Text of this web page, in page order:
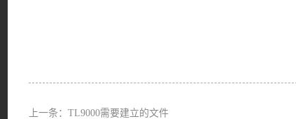
上一条： TL9000需要建立的文件